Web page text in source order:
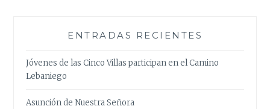
ENTRADAS RECIENTES
Jóvenes de las Cinco Villas participan en el Camino
Lebaniego
Asunción de Nuestra Señora